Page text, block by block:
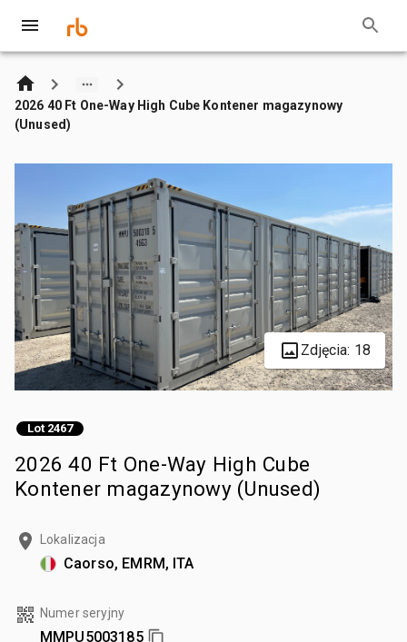
2026 40 Ft One-Way High Cube Kontener magazynowy
(Unused)
Zdjęcia: 18
Lot 2467
2026 40 Ft One-Way High Cube
Kontener magazynowy (Unused)
Lokalizacja
Caorso, EMRM, ITA
Numer seryjny
MMPU5003185